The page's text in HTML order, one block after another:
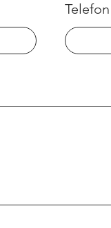
Telefon